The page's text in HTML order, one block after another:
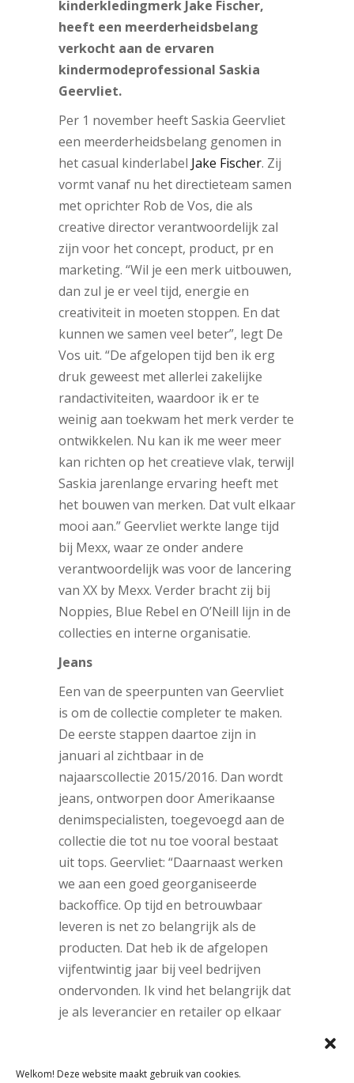
Welkom! Deze website maakt gebruik van cookies.
kinderkledingmerk Jake Fischer,
heeft een meerderheidsbelang
verkocht aan de ervaren
kindermodeprofessional Saskia
Geervliet.
Per 1 november heeft Saskia Geervliet
een meerderheidsbelang genomen in
het casual kinderlabel Jake Fischer. Zij
vormt vanaf nu het directieteam samen
met oprichter Rob de Vos, die als
creative director verantwoordelijk zal
zijn voor het concept, product, pr en
marketing. “Wil je een merk uitbouwen,
dan zul je er veel tijd, energie en
creativiteit in moeten stoppen. En dat
kunnen we samen veel beter”, legt De
Vos uit. “De afgelopen tijd ben ik erg
druk geweest met allerlei zakelijke
randactiviteiten, waardoor ik er te
weinig aan toekwam het merk verder te
ontwikkelen. Nu kan ik me weer meer
kan richten op het creatieve vlak, terwijl
Saskia jarenlange ervaring heeft met
het bouwen van merken. Dat vult elkaar
mooi aan.” Geervliet werkte lange tijd
bij Mexx, waar ze onder andere
verantwoordelijk was voor de lancering
van XX by Mexx. Verder bracht zij bij
Noppies, Blue Rebel en O’Neill lijn in de
collecties en interne organisatie.
Jeans
Een van de speerpunten van Geervliet
is om de collectie completer te maken.
De eerste stappen daartoe zijn in
januari al zichtbaar in de
najaarscollectie 2015/2016. Dan wordt
jeans, ontworpen door Amerikaanse
denimspecialisten, toegevoegd aan de
collectie die tot nu toe vooral bestaat
uit tops. Geervliet: “Daarnaast werken
we aan een goed georganiseerde
backoffice. Op tijd en betrouwbaar
leveren is net zo belangrijk als de
producten. Dat heb ik de afgelopen
vijfentwintig jaar bij veel bedrijven
ondervonden. Ik vind het belangrijk dat
je als leverancier en retailer op elkaar